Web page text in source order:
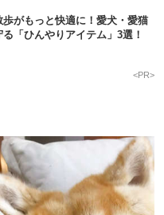
歩がもっと快適に！愛犬・愛猫
「ひんやりアイテム」3選！
<PR>